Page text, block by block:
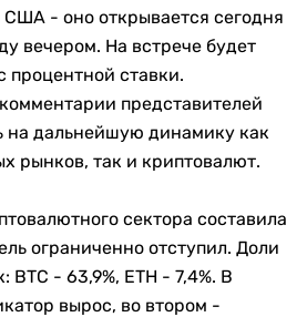
- оно открывается сегодня
вечером. На встрече будет
процентной ставки.
представителей
на дальнейшую динамику как
рынков, так и криптовалют.
сектора составила
ограниченно отступил. Доли
BTC - 63,9%, ETH - 7,4%. В
вырос, во втором -